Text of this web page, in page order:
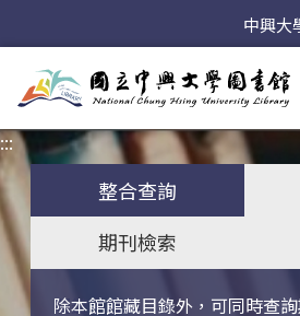
中興大
:::
整合查詢
期刊檢索
除本館館藏目錄外，可同時查
關鍵字搜尋